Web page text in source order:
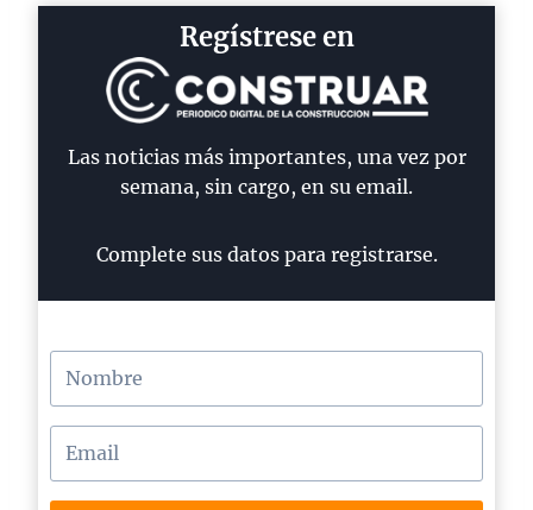
Regístrese en
Las noticias más importantes, una vez por
semana, sin cargo, en su email.
Complete sus datos para registrarse.